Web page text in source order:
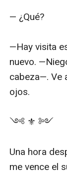
— ¿Qué?
—Hay visita
nuevo.
cabeza—. Ve
ojos.
༺ ⚜ ༻
Una hora
me vence el